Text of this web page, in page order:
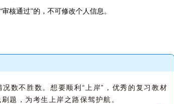
核通过”的，不可修改个人信息。
数不胜数。想要顺利“上岸”，优秀的复习教材
题，为考生上岸之路保驾护航。